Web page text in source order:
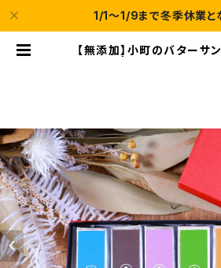
1/1～1/9まで冬季休業と
【無添加】小町のバターサ